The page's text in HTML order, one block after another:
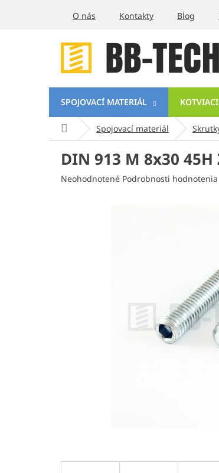
O nás Kontakty Blog
SPOJOVACÍ MATERIÁL
DomovSpojovací materiál
DIN 913 M 8x30
Priemerné
Neohodnotené Podrobnosti hodnotenia